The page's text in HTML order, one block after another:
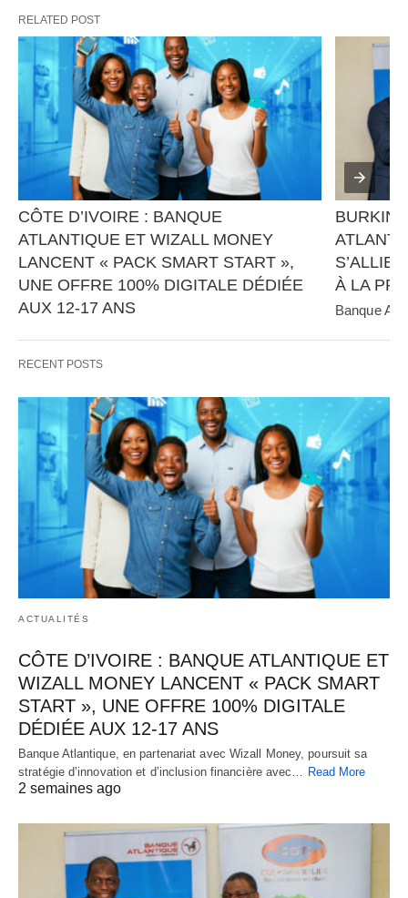
RELATED POST
CÔTE D’IVOIRE : BANQUE
ATLANTIQUE ET WIZALL MONEY
LANCENT « PACK SMART START »,
UNE OFFRE 100% DIGITALE DÉDIÉE
AUX 12-17 ANS
d’inclusion financière avec…
À LA
Banque
RECENT POSTS
ACTUALITÉS
CÔTE D’IVOIRE : BANQUE ATLANTIQUE ET
WIZALL MONEY LANCENT « PACK SMART
START », UNE OFFRE 100% DIGITALE
DÉDIÉE AUX 12-17 ANS
Banque Atlantique, en partenariat avec Wizall Money, poursuit sa
stratégie d’innovation et d’inclusion financière avec… Read More
2 semaines ago